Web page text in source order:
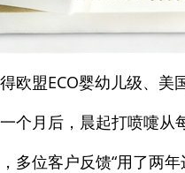
欧盟ECO婴幼儿级、美
个月后，晨起打喷嚏
多位客户反馈“用了两